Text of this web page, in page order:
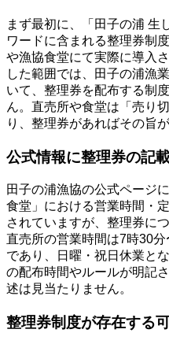
まず最初に、「田子の浦 生
ワードに含まれる整理券制
や漁協食堂にて実際に導入
した範囲では、田子の浦漁
いて、整理券を配布する制
ん。直売所や食堂は「売り
り、整理券があればその旨
公式情報に整理券の記
田子の浦漁協の公式ページ
食堂」における営業時間・
されていますが、整理券に
直売所の営業時間は7時30
であり、日曜・祝日休業と
の配布時間やルールが明記
述は見当たりません。
整理券制度が存在する